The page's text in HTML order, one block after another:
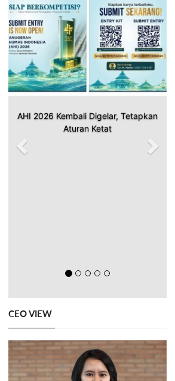
AHI 2026 Kembali Digelar, Tetapkan
Aturan Ketat
CEO VIEW
Previous Next